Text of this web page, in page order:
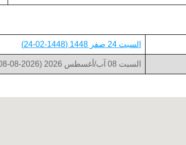
السبت 24 صفر 1448 (1448-02-24)
السبت 08 آب/أغسطس 2026 (2026-08-08)